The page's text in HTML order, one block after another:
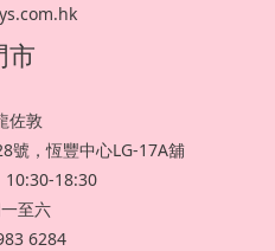
市
佐敦
號，恆豐中心LG-17A舖
10:30-18:30
至六
6284